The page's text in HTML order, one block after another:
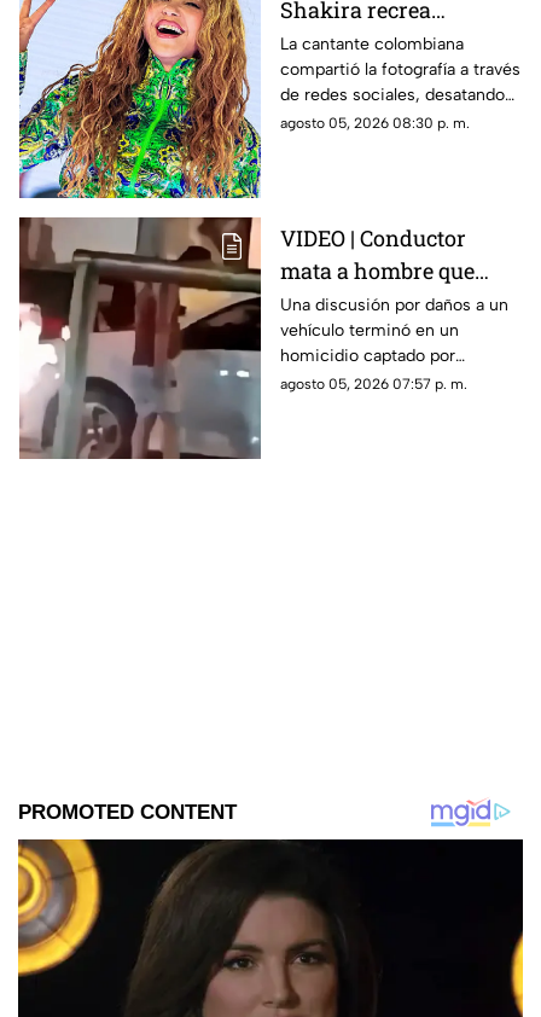
Shakira recrea
ICÓNICO meme; esta es
la historia de la
fotografía
La cantante colombiana
compartió la fotografía a través
de redes sociales, desatando
cientos de comentarios.
agosto 05, 2026 08:30 p. m.
VIDEO | Conductor
mata a hombre que
rompió su espejo
retrovisor
Una discusión por daños a un
vehículo terminó en un
homicidio captado por
testigos.
agosto 05, 2026 07:57 p. m.